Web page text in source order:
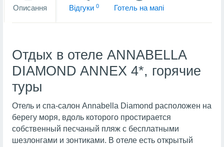
Описання Вiдгуки 0 Готель на мапi
Отдых в отеле ANNABELLA
DIAMOND ANNEX 4*, горячие
туры
Отель и спа-салон Annabella Diamond расположен на
берегу моря, вдоль которого простирается
собственный песчаный пляж с бесплатными
шезлонгами и зонтиками. В отеле есть открытый